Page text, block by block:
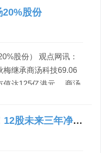
见》中，舞会上的达
槟杯时，达西正在同
20%股份
股份） 观点网讯：
梅继承商汤科技69.06
达125亿港元。 商汤
【国庆擒牛宝典】超跌高成长50强出炉！12股未来三年净利增速均值有望超100%，社保险资共同重仓7股